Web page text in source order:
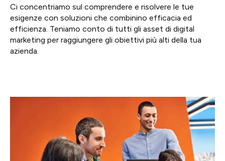
Ci concentriamo sul comprendere e risolvere le tue
esigenze con soluzioni che combinino efficacia ed
efficienza. Teniamo conto di tutti gli asset di digital
marketing per raggiungere gli obiettivi più alti della tua
azienda.